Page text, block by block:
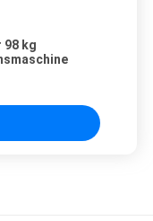
98 kg